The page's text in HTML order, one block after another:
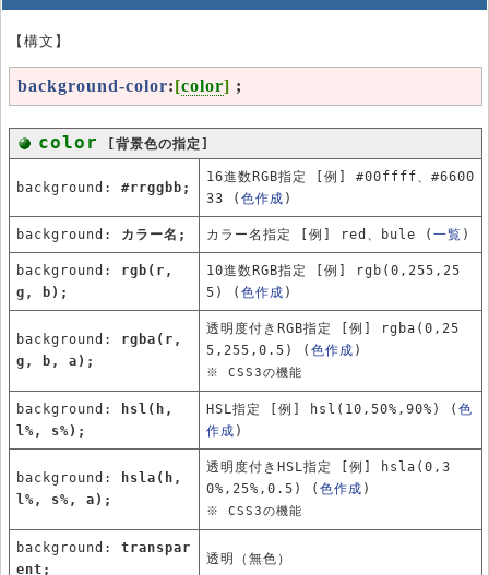
【構文】
background-color:[color] ;
color [背景色の指定]
background: #rrggbb;
16進数RGB指定 [例] #00ffff、#6600
33 ( 色作成 )
background: カラー名; カラー名指定 [例] red、bule ( 一覧 )
background: rgb(r,
g, b);
10進数RGB指定 [例] rgb(0,255,25
5) ( 色作成 )
background: rgba(r,
g, b, a);
透明度付きRGB指定 [例] rgba(0,25
5,255,0.5) ( 色作成 )
※ CSS3の機能
background:
hsl(h,
l%, s%);
HSL指定 [例] hsl(10,50%,90%) ( 色
作成 )
background:
hsla(h,
l%, s%, a);
透明度付きHSL指定 [例] hsla(0,3
0%,25%,0.5) ( 色作成 )
※ CSS3の機能
background: transpar
ent;
透明（無色）